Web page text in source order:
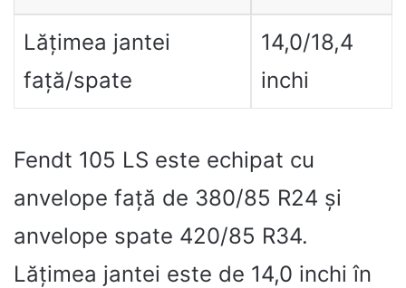
Lățimea jantei
față/spate
14,0/18,4
inchi
Fendt 105 LS este echipat cu
anvelope față de 380/85 R24 și
anvelope spate 420/85 R34.
Lățimea jantei este de 14,0 inchi în